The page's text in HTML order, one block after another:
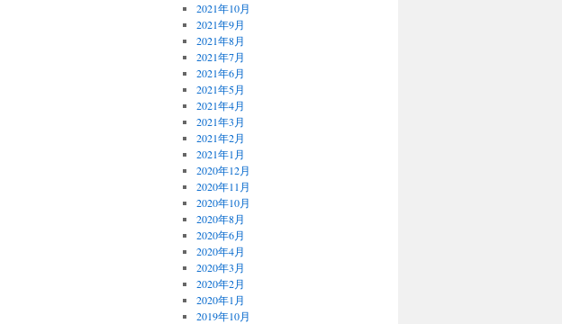
2021年10月
2021年9月
2021年8月
2021年7月
2021年6月
2021年5月
2021年4月
2021年3月
2021年2月
2021年1月
2020年12月
2020年11月
2020年10月
2020年8月
2020年6月
2020年4月
2020年3月
2020年2月
2020年1月
2019年10月